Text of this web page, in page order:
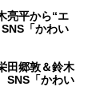
亮平から“エ
「かわい
田郷敦＆鈴木
SNS「かわい